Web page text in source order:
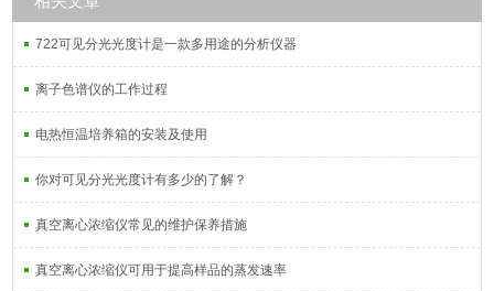
722可见分光光度计是一款多用途的分析仪器
离子色谱仪的工作过程
电热恒温培养箱的安装及使用
你对可见分光光度计有多少的了解？
真空离心浓缩仪常见的维护保养措施
真空离心浓缩仪可用于提高样品的蒸发速率